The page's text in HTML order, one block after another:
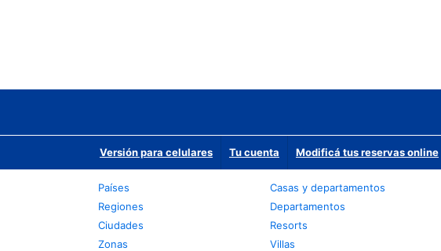
Versión para celulares Tu cuenta Modificá tus reservas online
Países
Regiones
Ciudades
Zonas
Casas y departamentos
Departamentos
Resorts
Villas